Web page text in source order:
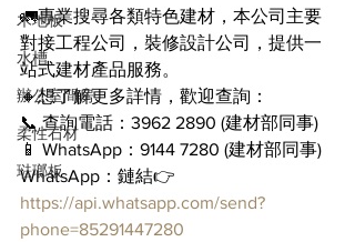
木地板
水槽
辦公室間房
柔性石材
琺瑯板
🚛專業搜尋各類特色建材，本公司主要
對接工程公司，裝修設計公司，提供一
站式建材產品服務。
🔸想了解更多詳情，歡迎查詢：
📞 查詢電話：3962 2890 (建材部同事)
📱 WhatsApp：9144 7280 (建材部同事)
WhatsApp：鏈結👉
https://api.whatsapp.com/send?
phone=85291447280